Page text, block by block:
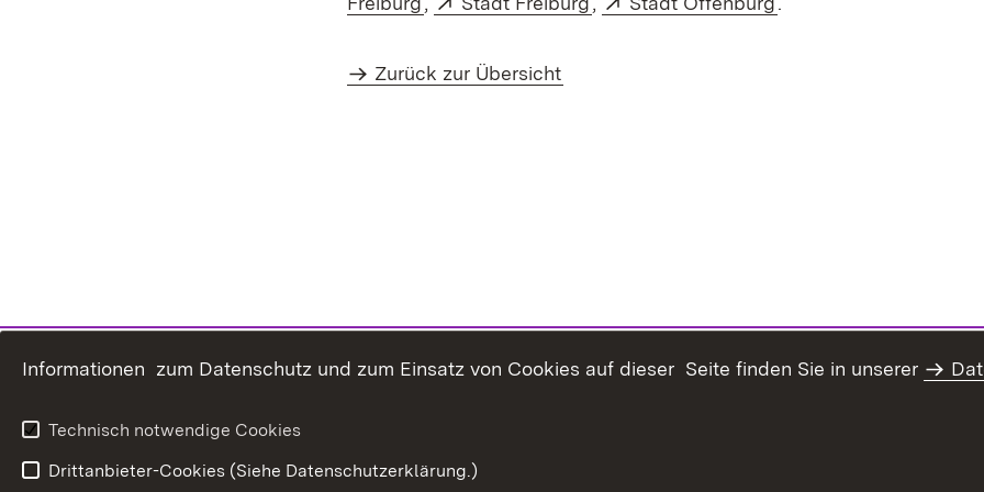
Zurück zur Übersicht
Informationen zum Datenschutz und zum Einsatz von Cookies auf dieser Seite finden Sie in unserer
Technisch notwendige Cookies
Drittanbieter-Cookies (Siehe Datenschutzerklärung.)